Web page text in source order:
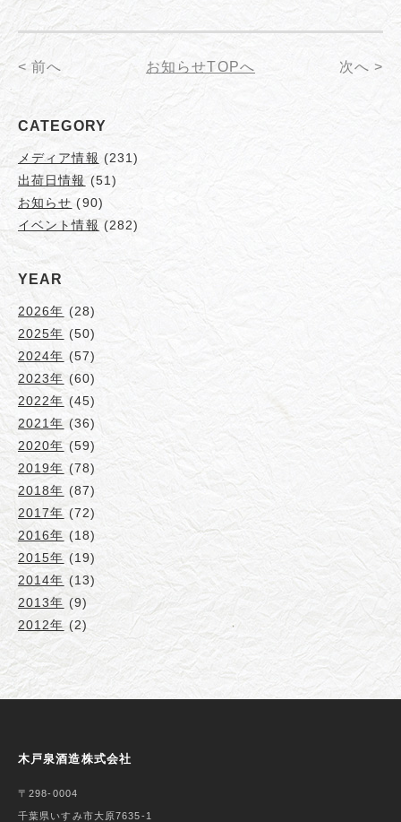
< 前へ お知らせTOPへ 次へ >
CATEGORY
メディア情報 (231)
出荷日情報 (51)
お知らせ (90)
イベント情報 (282)
YEAR
2026年 (28)
2025年 (50)
2024年 (57)
2023年 (60)
2022年 (45)
2021年 (36)
2020年 (59)
2019年 (78)
2018年 (87)
2017年 (72)
2016年 (18)
2015年 (19)
2014年 (13)
2013年 (9)
2012年 (2)
木戸泉酒造株式会社
〒298-0004
千葉県いすみ市大原7635-1